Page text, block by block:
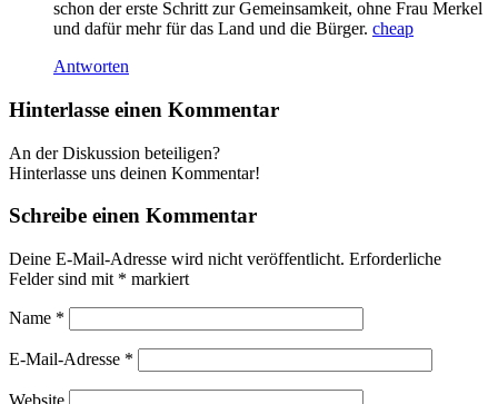
schon der erste Schritt zur Gemeinsamkeit, ohne Frau Merkel
und dafür mehr für das Land und die Bürger. cheap
Antworten
Hinterlasse einen Kommentar
An der Diskussion beteiligen?
Hinterlasse uns deinen Kommentar!
Schreibe einen Kommentar
Deine E-Mail-Adresse wird nicht veröffentlicht. Erforderliche
Felder sind mit * markiert
Name *
E-Mail-Adresse *
Website